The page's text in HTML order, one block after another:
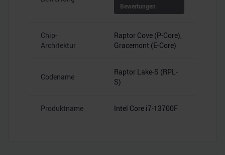
Bewertungen
Chip-
Architektur
Raptor Cove (P-Core),
Gracemont (E-Core)
Codename
Raptor Lake-S (RPL-
S)
Produktname Intel Core i7-13700F